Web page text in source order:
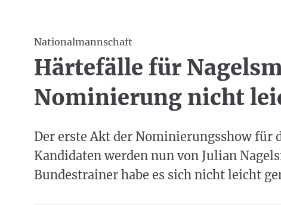
Nationalmannschaft
Härtefälle für
Nominierung nicht
Der erste Akt der Nominierungsshow für
Kandidaten werden nun von Julian
Bundestrainer habe es sich nicht leicht